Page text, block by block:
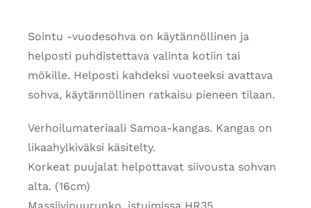
Sointu -vuodesohva on käytännöllinen ja
helposti puhdistettava valinta kotiin tai
mökille. Helposti kahdeksi vuoteeksi avattava
sohva, käytännöllinen ratkaisu pieneen tilaan.
Verhoilumateriaali Samoa-kangas. Kangas on
likaahylkiväksi käsitelty.
Korkeat puujalat helpottavat siivousta sohvan
alta. (16cm)